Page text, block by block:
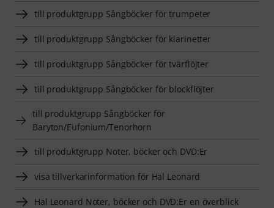
till produktgrupp Sångböcker för trumpeter
till produktgrupp Sångböcker för klarinetter
till produktgrupp Sångböcker för tvärflöjter
till produktgrupp Sångböcker för blockflöjter
till produktgrupp Sångböcker för
Baryton/Eufonium/Tenorhorn
till produktgrupp Noter, böcker och DVD:Er
visa tillverkarinformation för Hal Leonard
Hal Leonard Noter, böcker och DVD:Er en överblick